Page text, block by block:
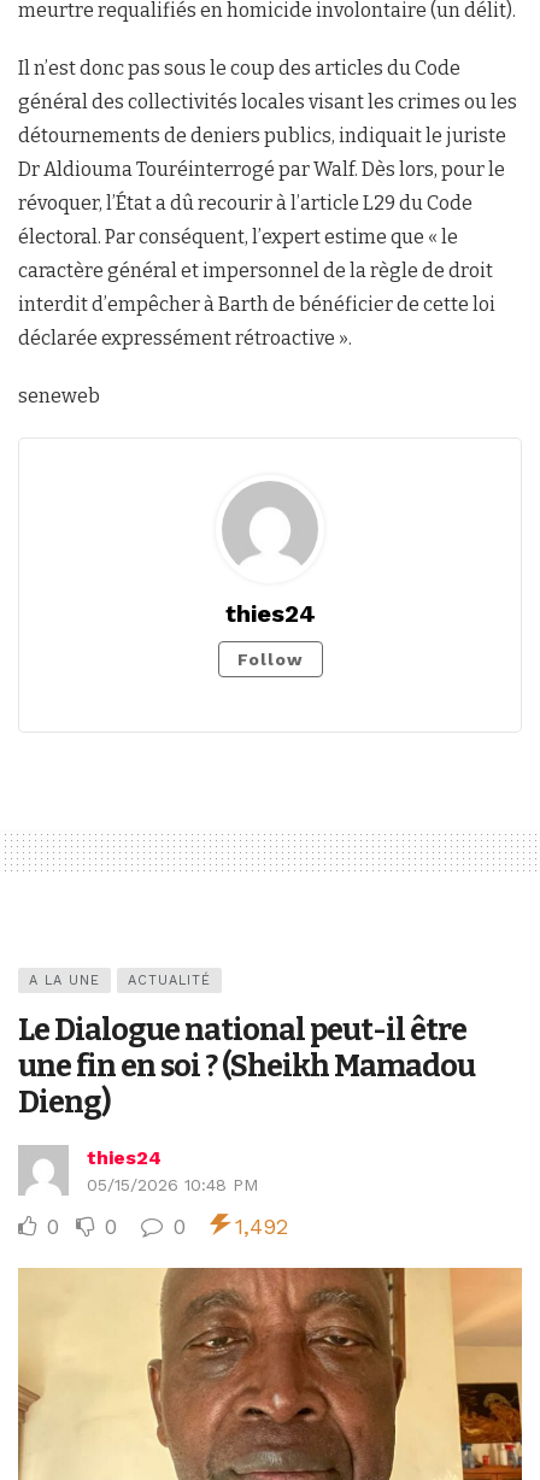
meurtre requalifiés en homicide involontaire (un délit).
Il n’est donc pas sous le coup des articles du Code
général des collectivités locales visant les crimes ou les
détournements de deniers publics, indiquait le juriste
Dr Aldiouma Touréinterrogé par Walf. Dès lors, pour le
révoquer, l’État a dû recourir à l’article L29 du Code
électoral. Par conséquent, l’expert estime que « le
caractère général et impersonnel de la règle de droit
interdit d’empêcher à Barth de bénéficier de cette loi
déclarée expressément rétroactive ».
seneweb
thies24
Follow
A LA UNE ACTUALITÉ
Le Dialogue national peut-il être
une fin en soi ? (Sheikh Mamadou
Dieng)
thies24
05/15/2026 10:48 PM
0 0 0 1,492